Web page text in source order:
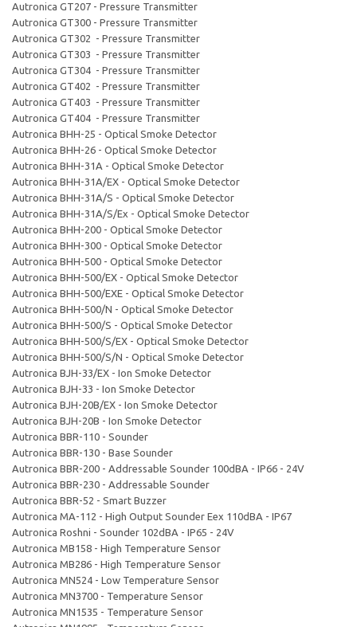
Autronica GT207 - Pressure Transmitter
Autronica GT300 - Pressure Transmitter
Autronica GT302 - Pressure Transmitter
Autronica GT303 - Pressure Transmitter
Autronica GT304 - Pressure Transmitter
Autronica GT402 - Pressure Transmitter
Autronica GT403 - Pressure Transmitter
Autronica GT404 - Pressure Transmitter
Autronica BHH-25 - Optical Smoke Detector
Autronica BHH-26 - Optical Smoke Detector
Autronica BHH-31A - Optical Smoke Detector
Autronica BHH-31A/EX - Optical Smoke Detector
Autronica BHH-31A/S - Optical Smoke Detector
Autronica BHH-31A/S/Ex - Optical Smoke Detector
Autronica BHH-200 - Optical Smoke Detector
Autronica BHH-300 - Optical Smoke Detector
Autronica BHH-500 - Optical Smoke Detector
Autronica BHH-500/EX - Optical Smoke Detector
Autronica BHH-500/EXE - Optical Smoke Detector
Autronica BHH-500/N - Optical Smoke Detector
Autronica BHH-500/S - Optical Smoke Detector
Autronica BHH-500/S/EX - Optical Smoke Detector
Autronica BHH-500/S/N - Optical Smoke Detector
Autronica BJH-33/EX - Ion Smoke Detector
Autronica BJH-33 - Ion Smoke Detector
Autronica BJH-20B/EX - Ion Smoke Detector
Autronica BJH-20B - Ion Smoke Detector
Autronica BBR-110 - Sounder
Autronica BBR-130 - Base Sounder
Autronica BBR-200 - Addressable Sounder 100dBA - IP66 - 24V
Autronica BBR-230 - Addressable Sounder
Autronica BBR-52 - Smart Buzzer
Autronica MA-112 - High Output Sounder Eex 110dBA - IP67
Autronica Roshni - Sounder 102dBA - IP65 - 24V
Autronica MB158 - High Temperature Sensor
Autronica MB286 - High Temperature Sensor
Autronica MN524 - Low Temperature Sensor
Autronica MN3700 - Temperature Sensor
Autronica MN1535 - Temperature Sensor